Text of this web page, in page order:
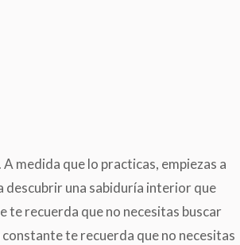
. A medida que lo practicas, empiezas a
descubrir una sabiduría interior que
te recuerda que no necesitas buscar
te recuerda que no necesitas